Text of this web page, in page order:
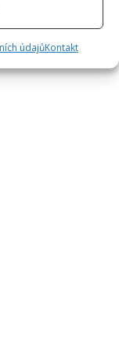
údajůKontakt